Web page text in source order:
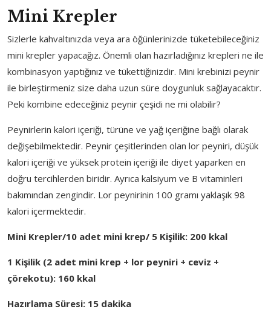
Mini Krepler
Sizlerle kahvaltınızda veya ara öğünlerinizde tüketebileceğiniz
mini krepler yapacağız. Önemli olan hazırladığınız krepleri ne ile
kombinasyon yaptığınız ve tükettiğinizdir. Mini krebinizi peynir
ile birleştirmeniz size daha uzun süre doygunluk sağlayacaktır.
Peki kombine edeceğiniz peynir çeşidi ne mi olabilir?
Peynirlerin kalori içeriği, türüne ve yağ içeriğine bağlı olarak
değişebilmektedir. Peynir çeşitlerinden olan lor peyniri, düşük
kalori içeriği ve yüksek protein içeriği ile diyet yaparken en
doğru tercihlerden biridir. Ayrıca kalsiyum ve B vitaminleri
bakımından zengindir. Lor peynirinin 100 gramı yaklaşık 98
kalori içermektedir.
Mini Krepler/10 adet mini krep/ 5 Kişilik: 200 kkal
1 Kişilik (2 adet mini krep + lor peyniri + ceviz +
çörekotu): 160 kkal
Hazırlama Süresi: 15 dakika